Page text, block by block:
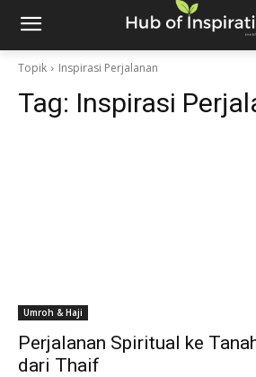
Topik Inspirasi Perjalanan
Tag: Inspirasi
Umroh & Haji
Perjalanan Spiritual ke
dari Thaif